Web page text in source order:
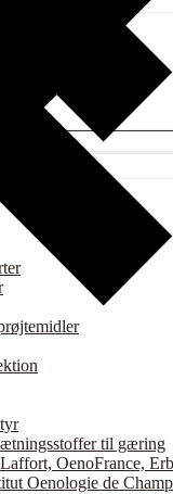
til gæring
OenoFrance,
Oenologie de